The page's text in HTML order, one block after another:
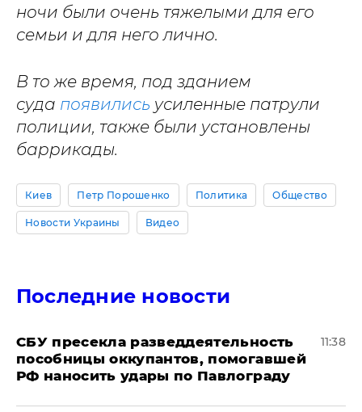
ночи были очень тяжелыми для его
семьи и для него лично.
В то же время, под зданием
суда появились усиленные патрули
полиции, также были установлены
баррикады.
Киев Петр Порошенко Политика Общество
Новости Украины Видео
Последние новости
СБУ пресекла разведдеятельность
пособницы оккупантов, помогавшей
РФ наносить удары по Павлограду
11:38